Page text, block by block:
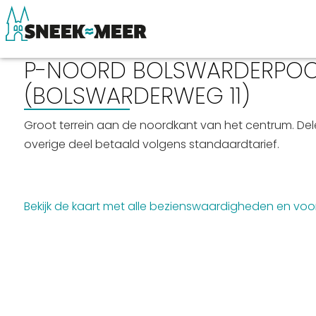
Over Sneek
Uitgelicht
Toeristische informatie
Winkelen,
Eten, drinken &
Overnachten
P-NOORD
(BOLSWARDERWEG 11)
Groot terrein aan de noordkant van het centrum.
overige deel betaald volgens standaardtarief.
Bekijk de kaart met alle bezienswaardigheden en